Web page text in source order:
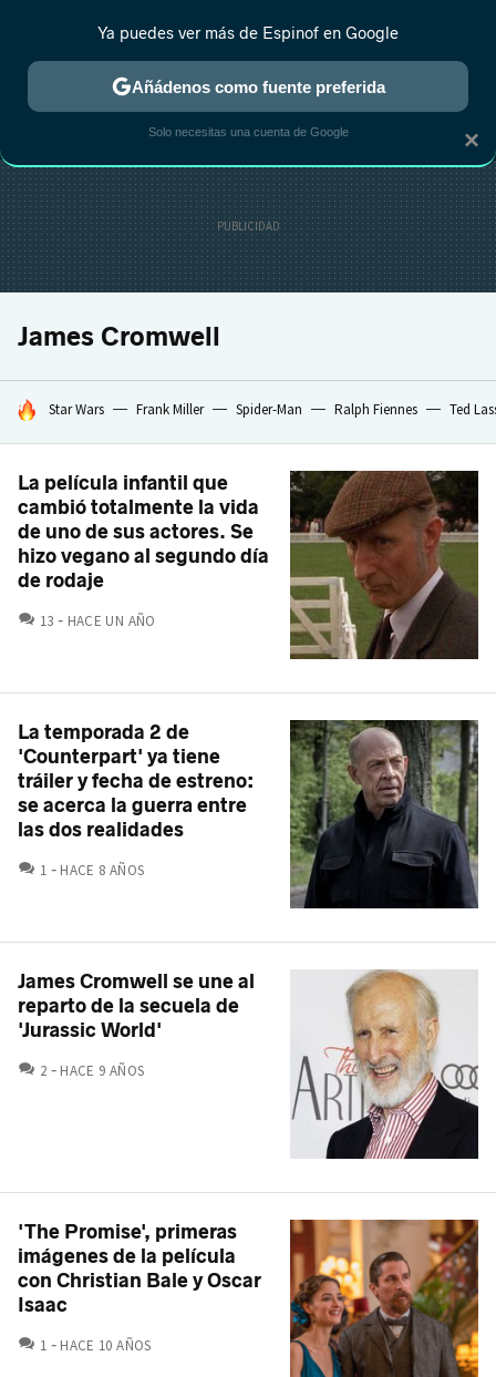
MENÚ NUEVO
ESTRENOS REALITY ANIME RANKINGS CINE
James Cromwell
HOY SE HABLA DE
Star Wars Frank Miller Spider-Man Ralph Fiennes Ted
La película infantil que
cambió totalmente la vida
de uno de sus actores. Se
hizo vegano al segundo día
de rodaje
13 COMENTARIOS
HACE UN AÑO
La temporada 2 de
'Counterpart' ya tiene
tráiler y fecha de estreno:
se acerca la guerra entre
las dos realidades
1 COMENTARIOS
HACE 8 AÑOS
James Cromwell se une al
reparto de la secuela de
'Jurassic World'
2 COMENTARIOS
HACE 9 AÑOS
'The Promise', primeras
imágenes de la película
con Christian Bale y Oscar
Isaac
1 COMENTARIOS
HACE 10 AÑOS
×
Ya puedes ver más de Espinof en Google
Añádenos como fuente preferida
Solo necesitas una cuenta de Google